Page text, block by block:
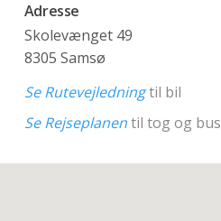
Adresse
Skolevænget 49
8305 Samsø
Se Rutevejledningtil bil
Se Rejseplanentil tog og bus